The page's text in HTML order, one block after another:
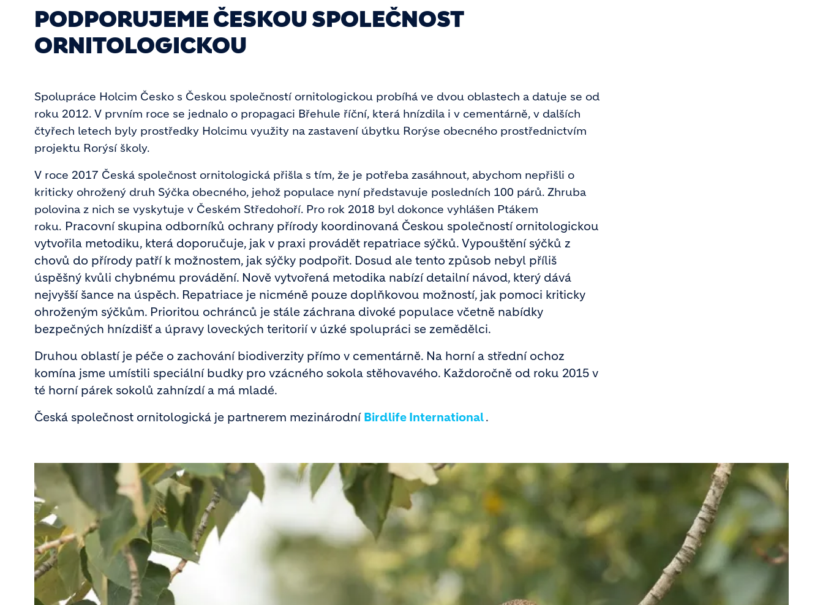
PODPORUJEME ČESKOU SPOLEČNOST
ORNITOLOGICKOU
Spolupráce Holcim Česko s Českou společností ornitologickou probíhá ve dvou oblastech a datuje se od
roku 2012. V prvním roce se jednalo o propagaci Břehule říční, která hnízdila i v cementárně, v dalších
čtyřech letech byly prostředky Holcimu využity na zastavení úbytku Rorýse obecného prostřednictvím
projektu Rorýsí školy.
V roce 2017 Česká společnost ornitologická přišla s tím, že je potřeba zasáhnout, abychom nepřišli o
kriticky ohrožený druh Sýčka obecného, jehož populace nyní představuje posledních 100 párů. Zhruba
polovina z nich se vyskytuje v Českém Středohoří. Pro rok 2018 byl dokonce vyhlášen Ptákem
roku. Pracovní skupina odborníků ochrany přírody koordinovaná Českou společností ornitologickou
vytvořila metodiku, která doporučuje, jak v praxi provádět repatriace sýčků. Vypouštění sýčků z
chovů do přírody patří k možnostem, jak sýčky podpořit. Dosud ale tento způsob nebyl příliš
úspěšný kvůli chybnému provádění. Nově vytvořená metodika nabízí detailní návod, který dává
nejvyšší šance na úspěch. Repatriace je nicméně pouze doplňkovou možností, jak pomoci kriticky
ohroženým sýčkům. Prioritou ochránců je stále záchrana divoké populace včetně nabídky
bezpečných hnízdišť a úpravy loveckých teritorií v úzké spolupráci se zemědělci.
Druhou oblastí je péče o zachování biodiverzity přímo v cementárně. Na horní a střední ochoz
komína jsme umístili speciální budky pro vzácného sokola stěhovavého. Každoročně od roku 2015 v
té horní párek sokolů zahnízdí a má mladé.
Česká společnost ornitologická je partnerem mezinárodní Birdlife International.